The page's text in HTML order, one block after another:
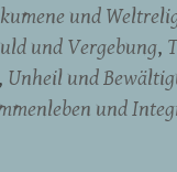
und
und Vergebung
Unheil und
und